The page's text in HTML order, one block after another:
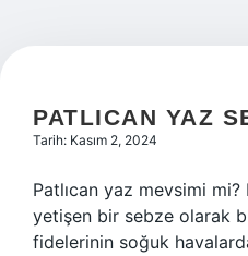
PATLICAN YAZ
Tarih: Kasım 2, 2024
Patlıcan yaz mevsimi mi?
yetişen bir sebze olarak
fidelerinin soğuk